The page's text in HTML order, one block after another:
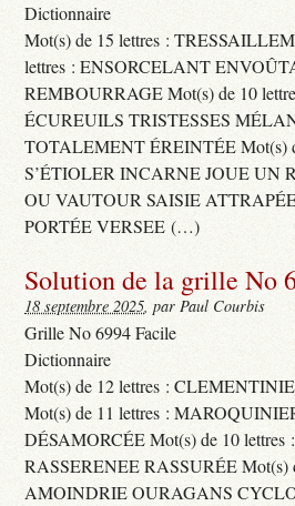
Dictionnaire
Mot(s) de 15 lettres :
lettres : ENSORCELANT
REMBOURRAGE Mot(s) de 10
ÉCUREUILS TRISTESSES
TOTALEMENT ÉREINTÉE Mot(s)
S’ÉTIOLER INCARNE JOUE UN
OU VAUTOUR SAISIE
PORTÉE VERSEE (…)
Solution de la grille No
18 septembre 2025, par Paul Courbis
Grille No 6994 Facile
Dictionnaire
Mot(s) de 12 lettres :
Mot(s) de 11 lettres :
DÉSAMORCÉE Mot(s) de 10
RASSERENEE RASSURÉE
AMOINDRIE OURAGANS